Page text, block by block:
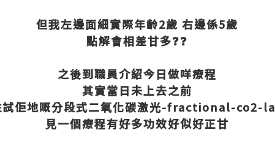
但我左邊面細實際年齡2歲 右邊係5歲
點解會相差甘多❓❓
之後到職員介紹今日做咩療程
其實當日未上去之前
試佢地嘅分段式二氧化碳激光-fractional-co2-
見一個療程有好多功效好似好正甘